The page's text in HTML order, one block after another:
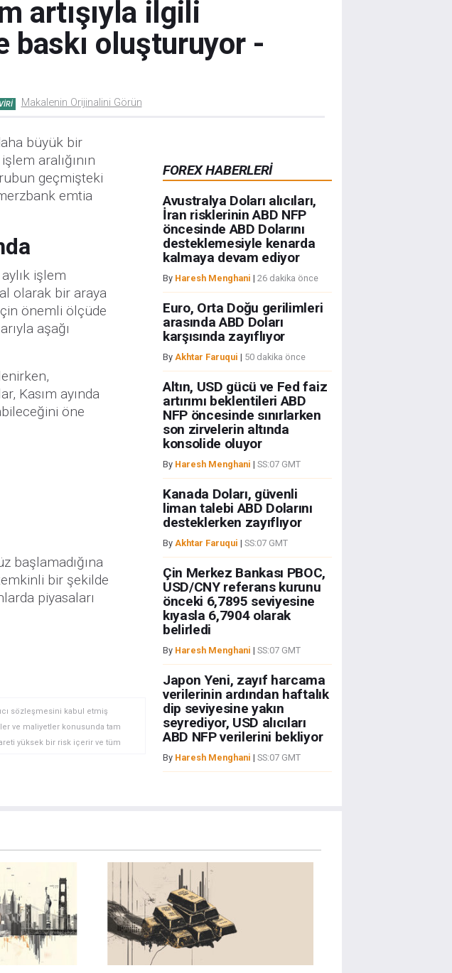
artışıyla ilgili
baskı oluşturuyor -
Makalenin Orijinalini Görün
büyük bir
aralığının
geçmişteki
emtia
işlem
olarak bir araya
önemli ölçüde
aşağı
Kasım ayında
öne
başlamadığına
bir şekilde
piyasaları
sözleşmesini kabul etmiş
ve maliyetler konusunda tam
yüksek bir risk içerir ve tüm
olarak ortaya çıkabilecek
kabul etmemektedir.
FOREX HABERLERİ
Avustralya Doları alıcıları,
İran risklerinin ABD NFP
öncesinde ABD Dolarını
desteklemesiyle kenarda
kalmaya devam ediyor
By Haresh Menghani | 26 dakika önce
Euro, Orta Doğu gerilimleri
arasında ABD Doları
karşısında zayıflıyor
By Akhtar Faruqui | 50 dakika önce
Altın, USD gücü ve Fed faiz
artırımı beklentileri ABD
NFP öncesinde sınırlarken
son zirvelerin altında
konsolide oluyor
By Haresh Menghani | SS:07 GMT
Kanada Doları, güvenli
liman talebi ABD Dolarını
desteklerken zayıflıyor
By Akhtar Faruqui | SS:07 GMT
Çin Merkez Bankası PBOC,
USD/CNY referans kurunu
önceki 6,7895 seviyesine
kıyasla 6,7904 olarak
belirledi
By Haresh Menghani | SS:07 GMT
Japon Yeni, zayıf harcama
verilerinin ardından haftalık
dip seviyesine yakın
seyrediyor, USD alıcıları
ABD NFP verilerini bekliyor
By Haresh Menghani | SS:07 GMT